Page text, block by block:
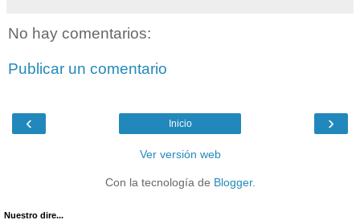
No hay comentarios:
Publicar un comentario
‹ ›
Inicio
Ver versión web
Con la tecnología de Blogger.
Nuestro dire...